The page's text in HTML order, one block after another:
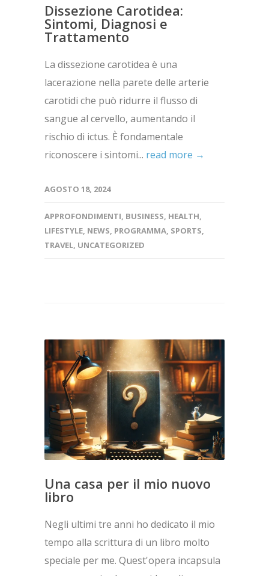
Dissezione Carotidea:
Sintomi, Diagnosi e
Trattamento
La dissezione carotidea è una
lacerazione nella parete delle arterie
carotidi che può ridurre il flusso di
sangue al cervello, aumentando il
rischio di ictus. È fondamentale
riconoscere i sintomi... read more →
AGOSTO 18, 2024
APPROFONDIMENTI, BUSINESS, HEALTH,
LIFESTYLE, NEWS, PROGRAMMA, SPORTS,
TRAVEL, UNCATEGORIZED
Una casa per il mio nuovo
libro
Negli ultimi tre anni ho dedicato il mio
tempo alla scrittura di un libro molto
speciale per me. Quest'opera incapsula